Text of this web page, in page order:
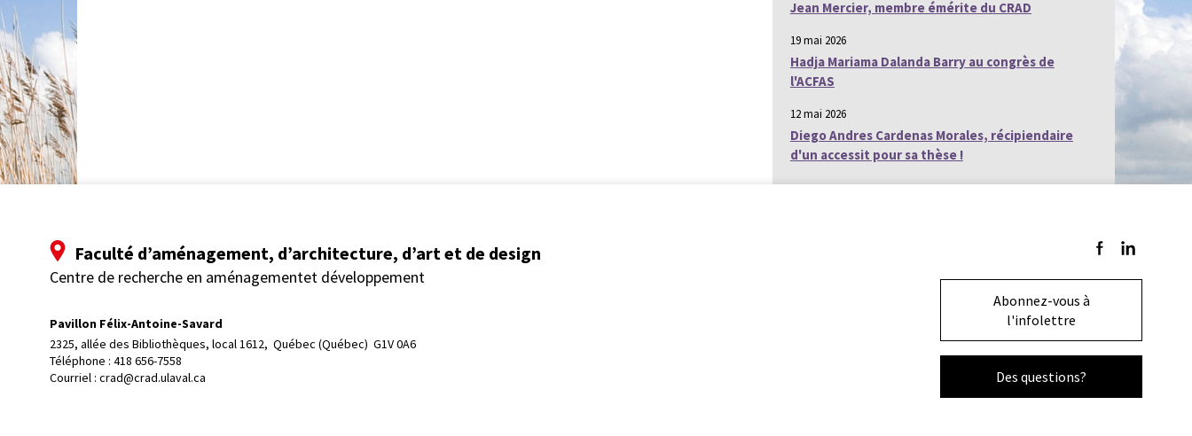
Jean Mercier, membre émérite du CRAD
19 mai 2026
Hadja Mariama Dalanda Barry au congrès de
l'ACFAS
12 mai 2026
Diego Andres Cardenas Morales, récipiendaire
d'un accessit pour sa thèse !
Faculté d’aménagement, d’architecture, d’art et de design
Centre de recherche en aménagementet développement
Pavillon Félix-Antoine-Savard
2325, allée des Bibliothèques, local 1612, Québec (Québec)  G1V 0A6
Téléphone : 418 656-7558
Courriel : crad@crad.ulaval.ca
Suivez-nous sur
Suivez-nous
Abonnez-vous à
l'infolettre
Des questions?